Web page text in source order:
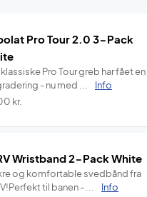
Pro Tour 2.0 3-Pack
Pro Tour greb har fået
- nu med ...
Info
kr.
Wristband 2-Pack White
og komfortable svedbånd fra
til banen - ...
Info